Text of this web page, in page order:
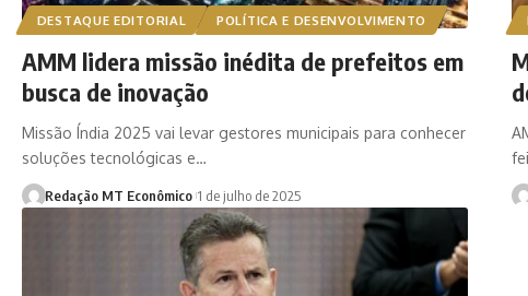
DESTAQUE EDITORIAL POLÍTICA E DESENVOLVIMENTO
AMM lidera missão inédita de prefeitos em
busca de inovação
Missão Índia 2025 vai levar gestores municipais para conhecer
soluções tecnológicas e…
Redação MT Econômico 1 de julho de 2025